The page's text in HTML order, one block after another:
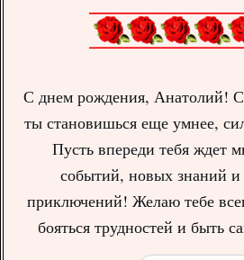
С днем рождения, Анатолий!
ты становишься еще умнее,
Пусть впереди тебя ждет
событий, новых знаний и
приключений! Желаю тебе
бояться трудностей и быть